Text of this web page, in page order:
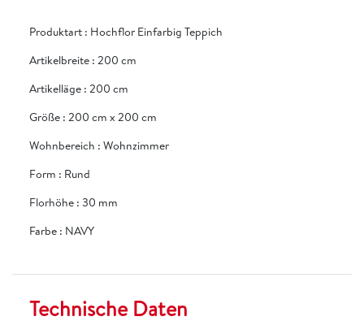
Produktart : Hochflor Einfarbig Teppich
Artikelbreite : 200 cm
Artikelläge : 200 cm
Größe : 200 cm x 200 cm
Wohnbereich : Wohnzimmer
Form : Rund
Florhöhe : 30 mm
Farbe : NAVY
Technische Daten